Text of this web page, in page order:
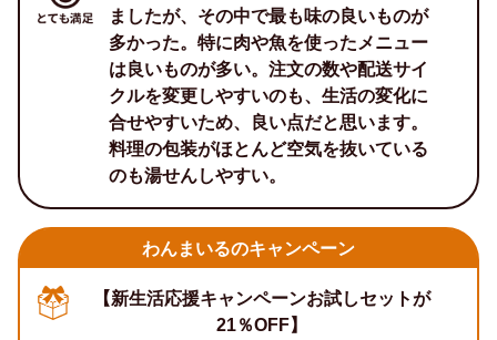
ましたが、その中で最も味の良いものが
多かった。特に肉や魚を使ったメニュー
は良いものが多い。注文の数や配送サイ
クルを変更しやすいのも、生活の変化に
合せやすいため、良い点だと思います。
料理の包装がほとんど空気を抜いている
のも湯せんしやすい。
わんまいるのキャンペーン
【新生活応援キャンペーンお試しセットが
21％OFF】